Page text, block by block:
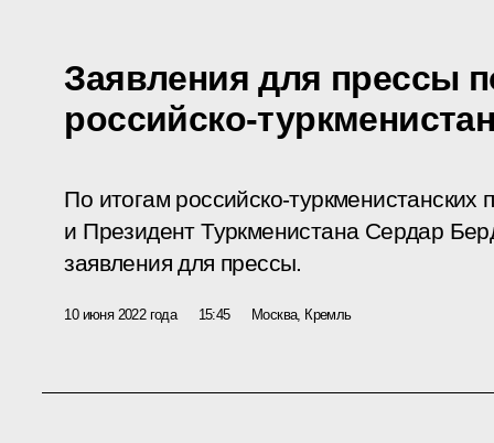
Заявления для прессы
российско-
По итогам российско-
и Президент Туркменистана Сердар
заявления для прессы.
10 июня 2022 года 15:45 Москва, Кремль